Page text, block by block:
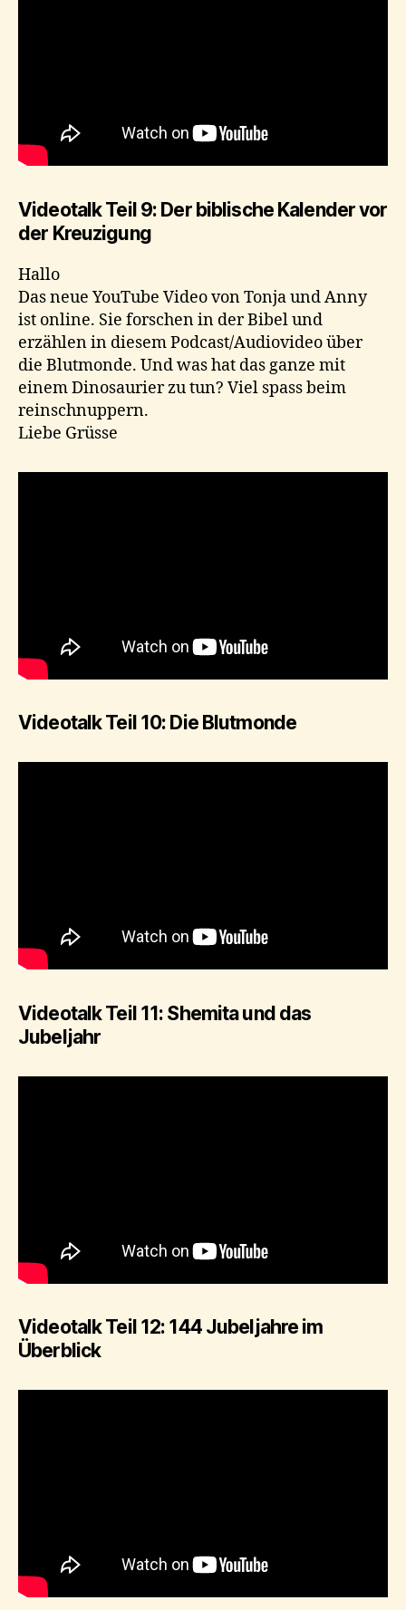
Videotalk Teil 9: Der biblische Kalender vor
der Kreuzigung
Hallo
Das neue YouTube Video von Tonja und Anny
ist online. Sie forschen in der Bibel und
erzählen in diesem Podcast/Audiovideo über
die Blutmonde. Und was hat das ganze mit
einem Dinosaurier zu tun? Viel spass beim
reinschnuppern.
Liebe Grüsse
Videotalk Teil 10: Die Blutmonde
Videotalk Teil 11: Shemita und das
Jubeljahr
Videotalk Teil 12: 144 Jubeljahre im
Überblick